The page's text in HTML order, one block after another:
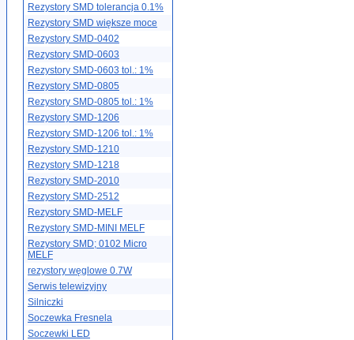
Rezystory SMD tolerancja 0.1%
Rezystory SMD większe moce
Rezystory SMD-0402
Rezystory SMD-0603
Rezystory SMD-0603 tol.: 1%
Rezystory SMD-0805
Rezystory SMD-0805 tol.: 1%
Rezystory SMD-1206
Rezystory SMD-1206 tol.: 1%
Rezystory SMD-1210
Rezystory SMD-1218
Rezystory SMD-2010
Rezystory SMD-2512
Rezystory SMD-MELF
Rezystory SMD-MINI MELF
Rezystory SMD; 0102 Micro
MELF
rezystory węglowe 0.7W
Serwis telewizyjny
Silniczki
Soczewka Fresnela
Soczewki LED